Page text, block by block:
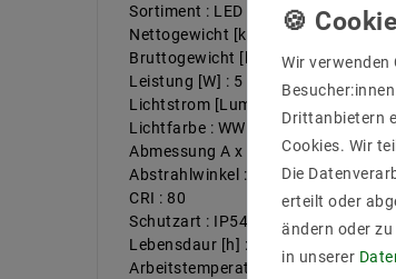
Sortiment : LED LUMINAIRES
Nettogewicht [kg] : 0,062
Bruttogewicht [kg] : 0,081
Leistung [W] : 5
Lichtstrom [Lumen] : 500
Lichtfarbe : WW
Abmessung A x B x C... [mm] :
Abstrahlwinkel : 110
CRI : 80
Schutzart : IP54
Lebensdaur [h] : 50HZ
Arbeitstemperatur : -20/+40
Wir verwenden
Drittanbietern
Cookies. Wir
Die
erteilt oder
ändern oder
in unserer